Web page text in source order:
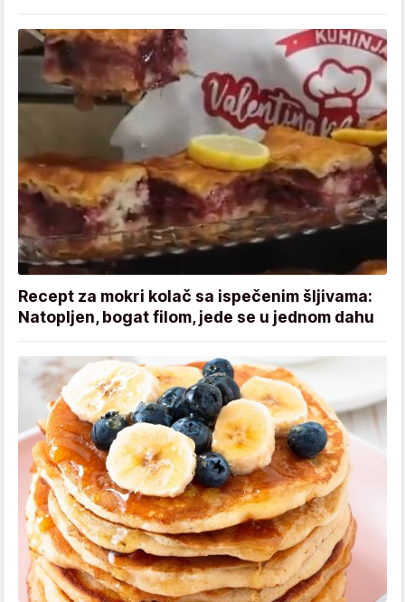
Recept za mokri kolač sa ispečenim šljivama:
Natopljen, bogat filom, jede se u jednom dahu